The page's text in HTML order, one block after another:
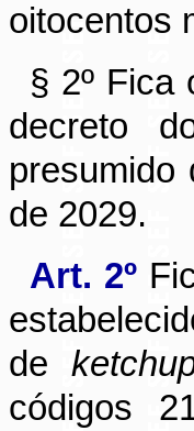
oitocentos
§ 2º Fica
decreto
presumido
de 2029.
Art. 2º
de
códigos